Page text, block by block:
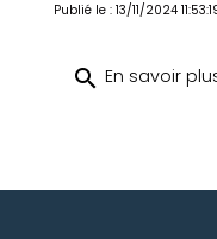
Publié le : 13/11/2024
search En savoir